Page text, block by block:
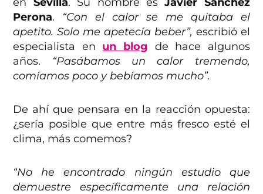
Perona. “Con el calor se me quitaba el
apetito. Solo me apetecía beber”, escribió el
especialista en un blog de hace algunos
años.
“Pasábamos un calor tremendo,
comíamos poco y bebíamos mucho”.
De ahí que pensara en la reacción opuesta:
¿sería posible que entre más fresco esté el
clima, más comemos?
“No he encontrado ningún estudio que
demuestre específicamente una relación